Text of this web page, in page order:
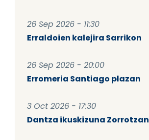
26 Sep 2026 - 11:30
Erraldoien kalejira Sarrikon
26 Sep 2026 - 20:00
Erromeria Santiago plazan
3 Oct 2026 - 17:30
Dantza ikuskizuna Zorrotzan